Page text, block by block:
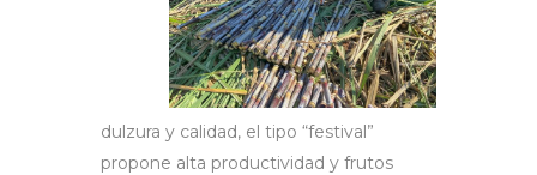
dulzura y calidad, el tipo “festival”
propone alta productividad y frutos